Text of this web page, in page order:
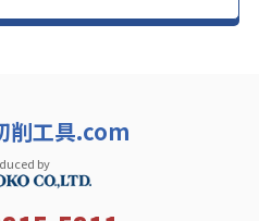
削工具.com
by